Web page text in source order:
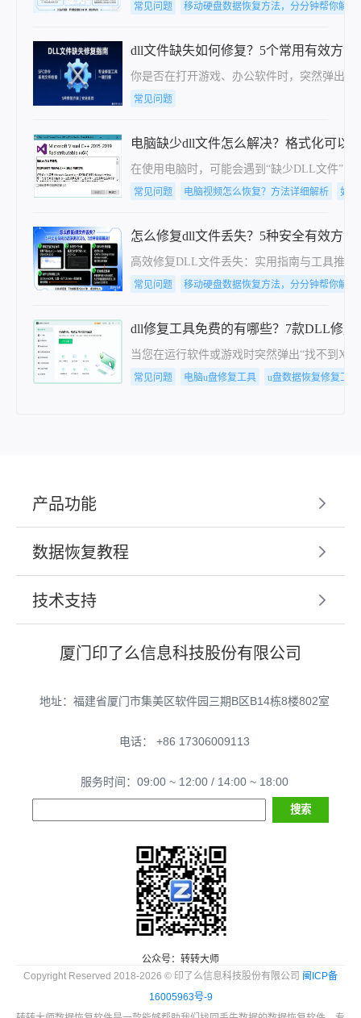
常见问题 移动硬盘数据恢复方法，分分钟帮你解决
dll文件缺失如何修复？5个常用有效方法
你是否在打开游戏、办公软件时，突然弹出“
常见问题
电脑缺少dll文件怎么解决？格式化可以
在使用电脑时，可能会遇到“缺少DLL文件”
常见问题 电脑视频怎么恢复？方法详细解析 如
怎么修复dll文件丢失？5种安全有效方法
高效修复DLL文件丢失：实用指南与工具推
常见问题 移动硬盘数据恢复方法，分分钟帮你解决
dll修复工具免费的有哪些？7款DLL修复
当您在运行软件或游戏时突然弹出“找不到
常见问题 电脑u盘修复工具 u盘数据恢复修复工
产品功能
数据恢复教程
技术支持
厦门印了么信息科技股份有限公司
地址：福建省厦门市集美区软件园三期B区B14栋8楼802室
电话： +86 17306009113
服务时间：09:00 ~ 12:00 / 14:00 ~ 18:00
公众号：转转大师
Copyright Reserved 2018-2026 © 印了么信息科技股份有限公司 闽ICP备
16005963号-9